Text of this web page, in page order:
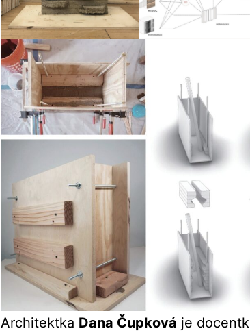
Architektka Dana Čupková je